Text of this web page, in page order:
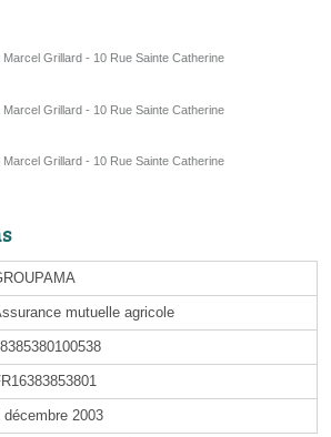
Grillard - 10 Rue Sainte Catherine
Grillard - 10 Rue Sainte Catherine
Grillard - 10 Rue Sainte Catherine
mutuelle agricole
décembre 2003